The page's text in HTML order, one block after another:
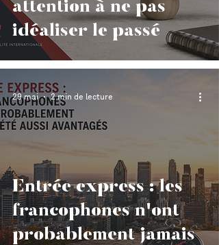
attention à ne pas
idéaliser le passé
Entrée express : les
francophones n'ont
probablement jamais
29 mai 2 min de lecture